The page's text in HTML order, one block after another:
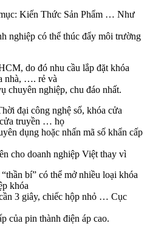
Kiến Thức Sản Phẩm … Như
nghiệp có thể thúc đẩy môi trường
do đó nhu cầu lắp đặt khóa
nhà, …. rẻ và
chuyên nghiệp, chu đáo nhất.
đại công nghệ số, khóa cửa
truyền … họ
dụng hoặc nhấn mã số khẩn cấp
cho doanh nghiệp Việt thay vì
bí” có thể mở nhiều loại khóa
khóa
3 giây, chiếc hộp nhỏ … Cục
của pin thành điện áp cao.